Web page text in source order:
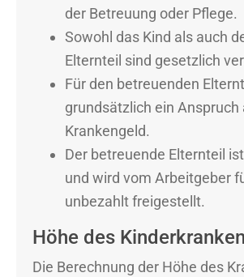
der Betreuung oder Pflege.
Sowohl das Kind als auch
Elternteil sind gesetzlich
Für den betreuenden
grundsätzlich ein Anspruch
Krankengeld.
Der betreuende Elternteil
und wird vom Arbeitgeber
unbezahlt freigestellt.
Höhe des
Die Berechnung der Höhe des